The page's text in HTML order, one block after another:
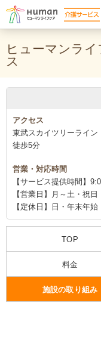
ヒューマンラ
ス
アクセス
東武スカイツリーライン
徒歩5分
営業・対応時間
【サービス提供時間】
【営業日】月～土・祝日
【定休日】日・年末年始
TOP
料金
施設の取り組み